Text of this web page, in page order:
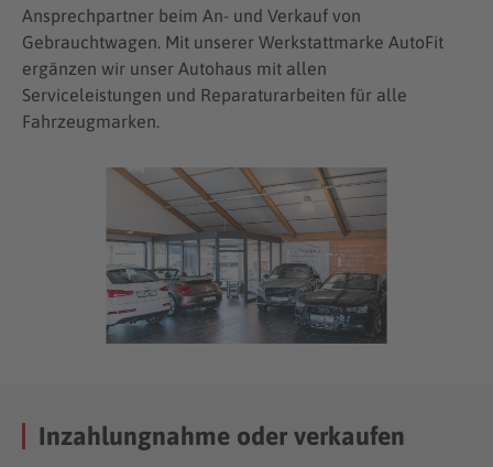
Ansprechpartner beim An- und Verkauf von
Gebrauchtwagen. Mit unserer Werkstattmarke AutoFit
ergänzen wir unser Autohaus mit allen
Serviceleistungen und Reparaturarbeiten für alle
Fahrzeugmarken.
Inzahlungnahme oder verkaufen